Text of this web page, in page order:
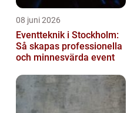
08 juni 2026
Eventteknik i Stockholm:
Så skapas professionella
och minnesvärda event